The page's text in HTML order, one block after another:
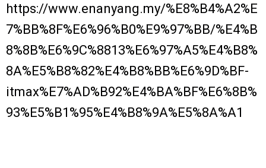
https://www.enanyang.my/%E8%B4%A2%E
7%BB%8F%E6%96%B0%E9%97%BB/%E4%B
8%8B%E6%9C%8813%E6%97%A5%E4%B8%
8A%E5%B8%82%E4%B8%BB%E6%9D%BF-
itmax%E7%AD%B92%E4%BA%BF%E6%8B%
93%E5%B1%95%E4%B8%9A%E5%8A%A1